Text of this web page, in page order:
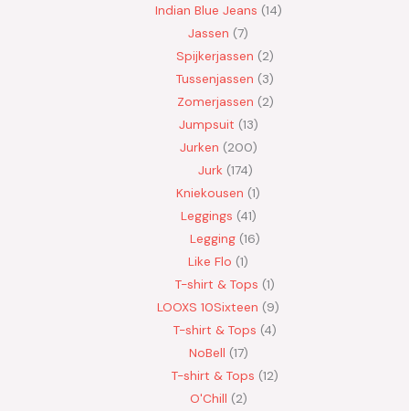
Indian Blue Jeans 14
Jassen 7
Spijkerjassen
2
Tussenjassen
3
Zomerjassen 2
Jumpsuit 13
Jurken 200
Jurk 174
Kniekousen 1
Leggings 41
Legging 16
Like Flo 1
T-shirt & Tops 1
LOOXS 10Sixteen
9
T-shirt & Tops 4
NoBell 17
T-shirt & Tops 12
O'Chill 2